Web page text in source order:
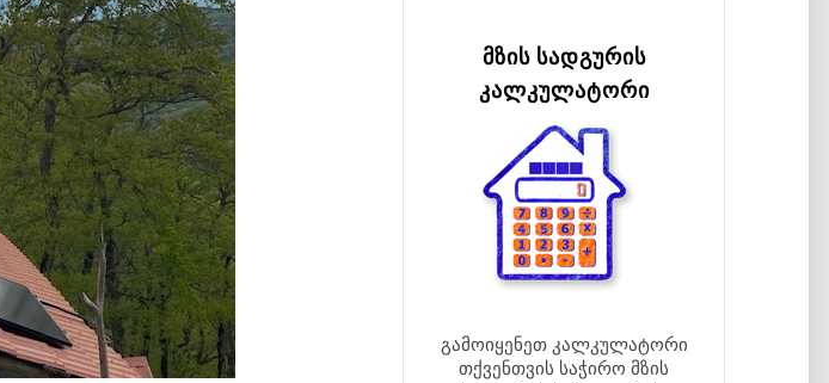
მზის სადგურის
კალკულატორი
გამოიყენეთ კალკულატორი
თქვენთვის საჭირო მზის